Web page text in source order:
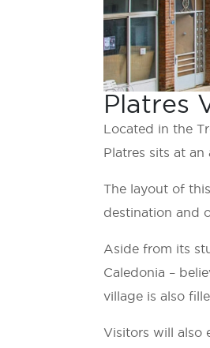
Platres
Located in the
Platres sits at an
The layout of
destination and
Aside from its
Caledonia –
village is also
Visitors will also